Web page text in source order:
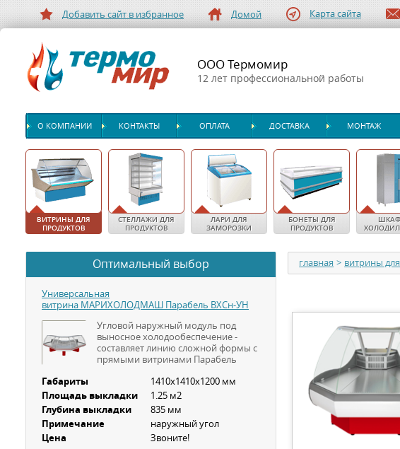
Добавить сайт в избранное Домой Карта сайта
ООО Термомир
12 лет профессиональной работы
О КОМПАНИИ КОНТАКТЫ ОПЛАТА ДОСТАВКА МОНТАЖ
ВИТРИНЫ ДЛЯ
ПРОДУКТОВ
СТЕЛЛАЖИ ДЛЯ
ПРОДУКТОВ
ЛАРИ ДЛЯ
ЗАМОРОЗКИ
БОНЕТЫ ДЛЯ
ПРОДУКТОВ
главная > витрины
Оптимальный выбор
Универсальная
витрина МАРИХОЛОДМАШ Парабель ВХСн-УН
Угловой наружный модуль под
выносное холодообеспечение -
составляет линию сложной формы с
прямыми витринами Парабель
Габариты 1410х1410х1200 мм
Площадь выкладки 1.25 м2
Глубина выкладки 835 мм
Примечание наружный угол
Цена Звоните!